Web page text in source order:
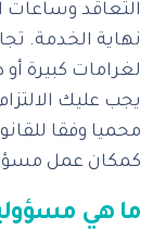
التعاقد وساعات
نهاية الخدمة.
لغرامات كبيرة
يجب عليك
محميا وفقا
كمكان عمل
ما هي